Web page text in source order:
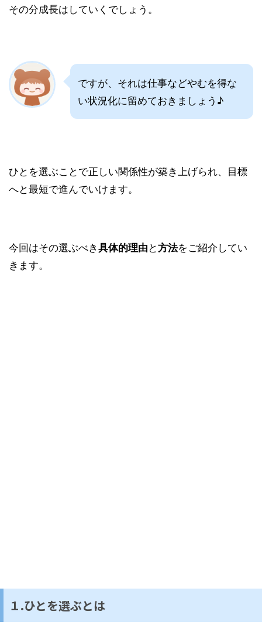
その分成長はしていくでしょう。
ですが、それは仕事などやむを得な
い状況化に留めておきましょう♪
ひとを選ぶことで正しい関係性が築き上げられ、目標
へと最短で進んでいけます。
今回はその選ぶべき具体的理由と方法をご紹介してい
きます。
１.ひとを選ぶとは